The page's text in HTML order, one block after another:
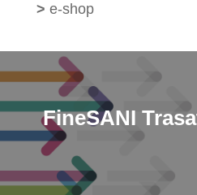
> e-shop
FineSANI